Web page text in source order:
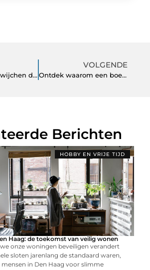
Boekhandel in wijchen de parel van de literatuur
VOLGENDE
Ontdek waarom een boekhouder in sneek essentieel is voor jouw bedrijf
Berichten
HOBBY EN VRIJE TIJD
Haag: de toekomst van veilig wonen
onze woningen beveiligen verandert
sloten jarenlang de standaard waren,
mensen in Den Haag voor slimme